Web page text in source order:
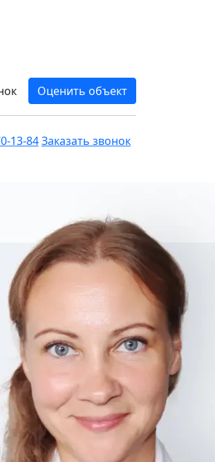
Оценить объект
13-84Заказать звонок